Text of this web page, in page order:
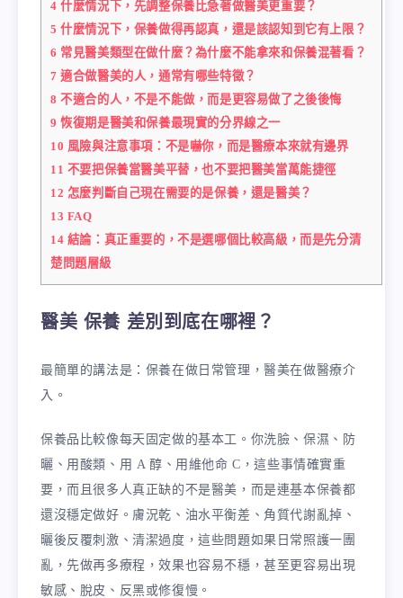
4 什麼情況下，先調整保養比急著做醫美更重要？
5 什麼情況下，保養做得再認真，還是該認知到它有上限？
6 常見醫美類型在做什麼？為什麼不能拿來和保養混著看？
7 適合做醫美的人，通常有哪些特徵？
8 不適合的人，不是不能做，而是更容易做了之後後悔
9 恢復期是醫美和保養最現實的分界線之一
10 風險與注意事項：不是嚇你，而是醫療本來就有邊界
11 不要把保養當醫美平替，也不要把醫美當萬能捷徑
12 怎麼判斷自己現在需要的是保養，還是醫美？
13 FAQ
14 結論：真正重要的，不是選哪個比較高級，而是先分清
楚問題層級
醫美 保養 差別到底在哪裡？
最簡單的講法是：保養在做日常管理，醫美在做醫療介
入。
保養品比較像每天固定做的基本工。你洗臉、保濕、防
曬、用酸類、用 A 醇、用維他命 C，這些事情確實重
要，而且很多人真正缺的不是醫美，而是連基本保養都
還沒穩定做好。膚況乾、油水平衡差、角質代謝亂掉、
曬後反覆刺激、清潔過度，這些問題如果日常照護一團
亂，先做再多療程，效果也容易不穩，甚至更容易出現
敏感、脫皮、反黑或修復慢。